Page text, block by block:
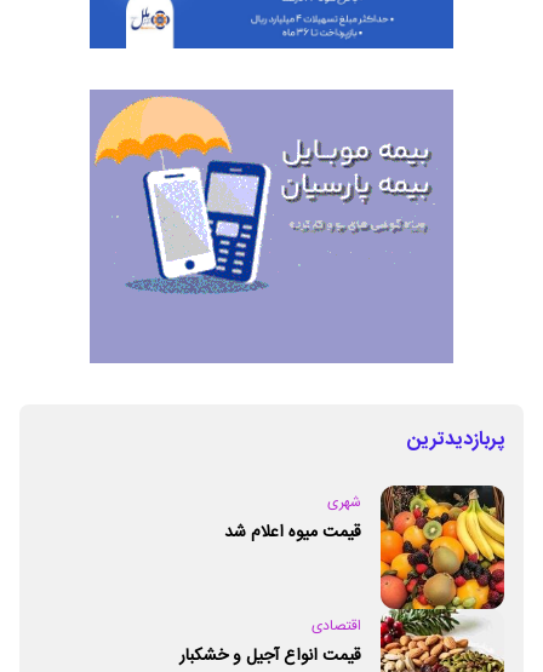
پربازدیدترین
شهری
قیمت میوه اعلام شد
اقتصادی
قیمت انواع آجیل و خشکبار